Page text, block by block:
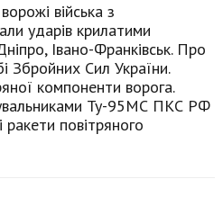
війська з
ударів крилатими
Івано-Франківськ. Про
Збройних Сил України.
компоненти ворога.
Ту-95МС ПКС РФ
ракети повітряного